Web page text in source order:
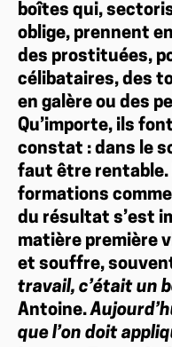
boîtes qui,
oblige, prennent
des prostituées,
célibataires, des
en galère ou des
Qu’importe, ils
constat : dans le
faut être rentable.
formations
du résultat s’est
matière première
et souffre,
travail, c’était un
Antoine.
que l’on doit